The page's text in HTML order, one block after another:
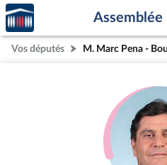
Aller au contenu
Aller en bas de la page
Accèder
à la
page
d'accueil
Assemblée
Vos députés